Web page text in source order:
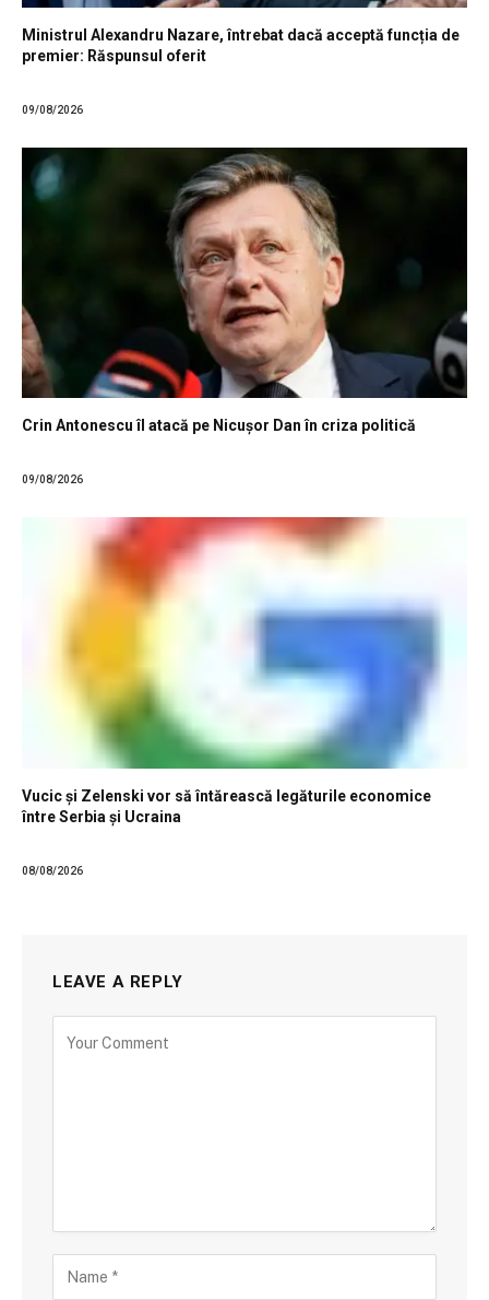
Ministrul Alexandru Nazare, întrebat dacă acceptă funcția de
premier: Răspunsul oferit
09/08/2026
Crin Antonescu îl atacă pe Nicușor Dan în criza politică
09/08/2026
Vucic și Zelenski vor să întărească legăturile economice
între Serbia și Ucraina
08/08/2026
LEAVE A REPLY